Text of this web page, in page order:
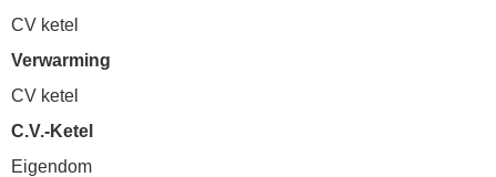
CV ketel
Verwarming
CV ketel
C.V.-Ketel
Eigendom